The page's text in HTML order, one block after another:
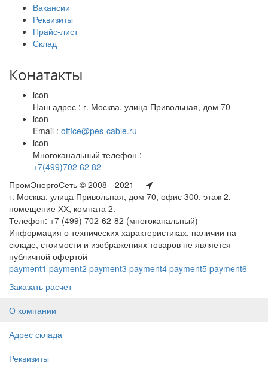
Вакансии
Реквизиты
Прайс-лист
Склад
Конатакты
icon
Наш адрес : г. Москва, улица Привольная, дом 70
icon
Email : office@pes-cable.ru
icon
Многоканальный телефон :
+7(499)702 62 82
ПромЭнергоСеть © 2008 - 2021
г. Москва, улица Привольная, дом 70, офис 300, этаж 2,
помещение ХХ, комната 2.
Телефон: +7 (499) 702-62-82 (многоканальный)
Информация о технических характеристиках, наличии на
складе, стоимости и изображениях товаров не является
публичной офертой
payment1 payment2 payment3 payment4 payment5 payment6
Заказать расчет
О компании
Адрес склада
Реквизиты